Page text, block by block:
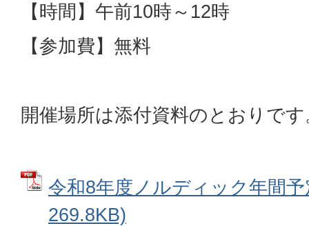
【時間】午前10時～12時
【参加費】無料
開催場所は添付資料のとおりです
令和8年度ノルディック年間
269.8KB)